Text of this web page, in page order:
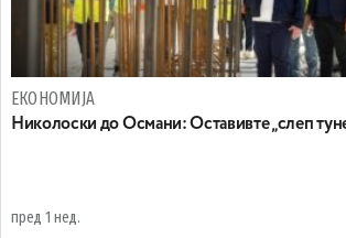
ЕКОНОМИЈА
Николоски до Османи: Oставивте „слеп
пред 1 нед.